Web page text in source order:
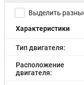
Выделить
Характеристики
Тип двигателя:
Расположение
двигателя: